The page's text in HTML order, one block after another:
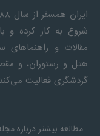
ایران همسفر
شروع به کار کرده و
مقالات و راهنماهای
هتل و رستوران، و
گردشگری فعالیت
مطالعه بیشتر درباره